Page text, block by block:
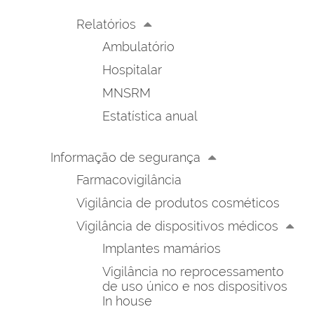
Relatórios
Ambulatório
Hospitalar
MNSRM
Estatística anual
Informação de segurança
Farmacovigilância
Vigilância de produtos cosméticos
Vigilância de dispositivos médicos
Implantes mamários
Vigilância no reprocessamento
de uso único e nos dispositivos
In house